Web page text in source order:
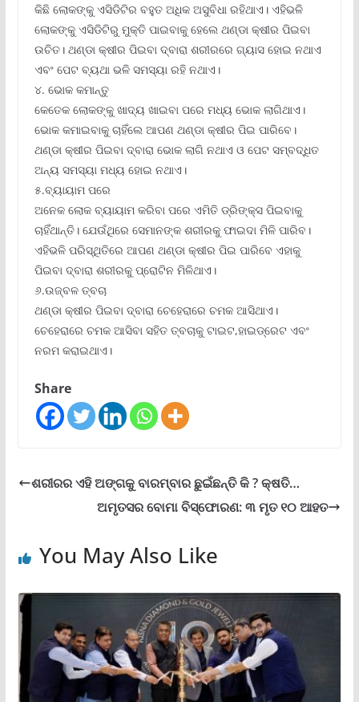
କିଛି ଲୋକଙ୍କୁ ଏସିଡିଟିର ବହୁତ ଅଧିକ ଅସୁବିଧା ରହିଥାଏ। ଏହିଭଳି
ଲୋକଙ୍କୁ ଏସିଡିଟିରୁ ମୁକ୍ତି ପାଇବାକୁ ହେଲେ ଥଣ୍ଡା କ୍ଷୀର ପିଇବା
ଉଚିତ। ଥଣ୍ଡା କ୍ଷୀର ପିଇବା ଦ୍ବାରା ଶରୀରରେ ଗ୍ୟାସ ହୋଇ ନଥାଏ
ଏବଂ ପେଟ ବ୍ୟଥା ଭଳି ସମସ୍ୟା ରହି ନଥାଏ।
୪. ଭୋକ କମାନ୍ତୁ
କେତେକ ଲୋକଙ୍କୁ ଖାଦ୍ୟ ଖାଇବା ପରେ ମଧ୍ୟ ଭୋକ ଲାଗିଥାଏ।
ଭୋକ କମାଇବାକୁ ଚାହିଁଲେ ଆପଣ ଥଣ୍ଡା କ୍ଷୀର ପିଇ ପାରିବେ।
ଥଣ୍ଡା କ୍ଷୀର ପିଇବା ଦ୍ବାରା ଭୋକ ଲାଗି ନଥାଏ ଓ ପେଟ ସମ୍ବଦ୍ଧିତ
ଅନ୍ୟ ସମସ୍ୟା ମଧ୍ୟ ହୋଇ ନଥାଏ।
୫.ବ୍ୟାୟାମ ପରେ
ଅନେକ ଲୋକ ବ୍ୟାୟାମ କରିବା ପରେ ଏମିତି ଡ୍ରିଙ୍କ୍ସ ପିଇବାକୁ
ଚାହିଁଥାନ୍ତି। ଯେଉଁଥିରେ ସେମାନଙ୍କ ଶରୀରକୁ ଫାଇଦା ମିଳି ପାରିବ।
ଏହିଭଳି ପରିସ୍ଥିତିରେ ଆପଣ ଥଣ୍ଡା କ୍ଷୀର ପିଇ ପାରିବେ ଏହାକୁ
ପିଇବା ଦ୍ବାରା ଶରୀରକୁ ପ୍ରୋଟିନ ମିଳିଥାଏ।
୬.ଉଜ୍ବଳ ତ୍ବଚା
ଥଣ୍ଡା କ୍ଷୀର ପିଇବା ଦ୍ବାରା ଚେହେରାରେ ଚମକ ଆସିଥାଏ।
ଚେହେରାରେ ଚମକ ଆସିବା ସହିତ ତ୍ବଚାକୁ ଟାଇଟ,ହାଇଡ୍ରେଟ ଏବଂ
ନରମ କରାଇଥାଏ।
Share
ଶରୀରର ଏହି ଅଙ୍ଗକୁ ବାରମ୍ବାର ଛୁଇଁଛନ୍ତି କି ? କ୍ଷତି…
ଅମୃତସର ବୋମା ବିସ୍ଫୋରଣ: ୩ ମୃତ ୧୦ ଆହତ
You May Also Like